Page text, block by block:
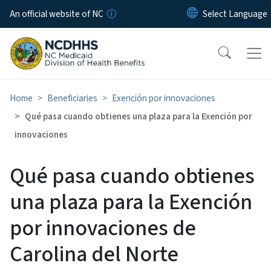
Skip to main content
An official website of NC
Home Beneficiaries
Exención por innovaciones
Qué pasa cuando obtienes una plaza para la Exención por
innovaciones
Qué pasa cuando obtienes
una plaza para la Exención
por innovaciones de
Carolina del Norte